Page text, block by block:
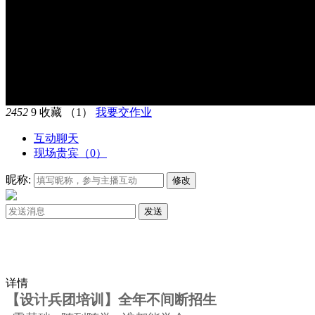
2452 9 收藏 （1） 我要交作业
互动聊天
现场贵宾（0）
昵称: 修改
发送
详情
【设计兵团培训】全年不间断招生